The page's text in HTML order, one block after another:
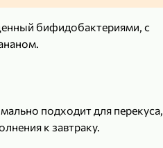
бифидобактериями, с
подходит для перекуса,
к завтраку.